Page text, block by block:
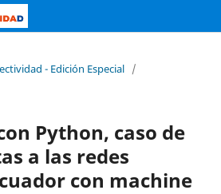
- Edición Especial /
Python, caso de
a las redes
con machine